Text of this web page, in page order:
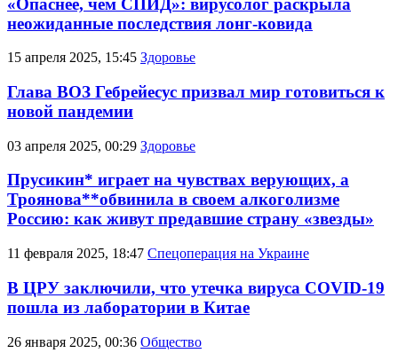
неожиданные последствия лонг-ковида
15 апреля 2025, 15:45 Здоровье
Глава ВОЗ Гебрейесус призвал мир готовиться к
новой пандемии
03 апреля 2025, 00:29 Здоровье
Прусикин* играет на чувствах верующих, а
Троянова**обвинила в своем алкоголизме
Россию: как живут предавшие страну «звезды»
11 февраля 2025, 18:47 Спецоперация на Украине
В ЦРУ заключили, что утечка вируса COVID-19
пошла из лаборатории в Китае
26 января 2025, 00:36 Общество